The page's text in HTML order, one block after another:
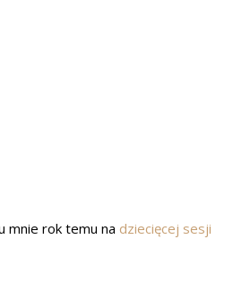
mnie rok temu na dziecięcej sesji